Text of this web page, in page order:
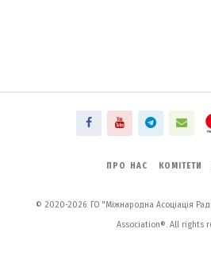
ПРО НАС КОМІТЕТИ
© 2020-2026. ГО "Міжнародна Асоціація
Association®. All rights